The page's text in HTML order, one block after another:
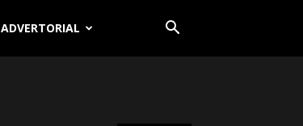
ADVERTORIAL